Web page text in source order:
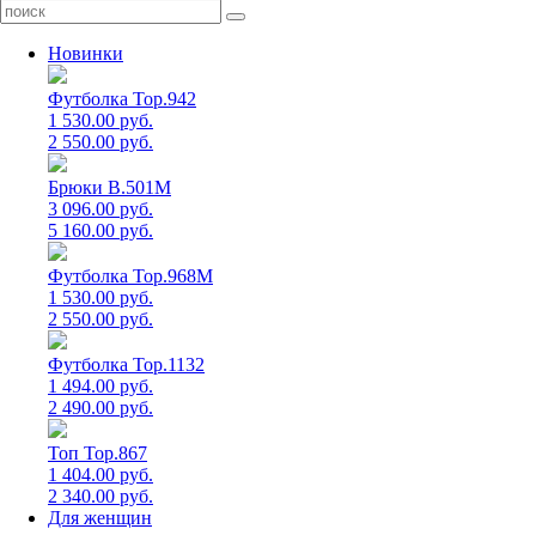
Новинки
Футболка Top.942
1 530.00 руб.
2 550.00 руб.
Брюки B.501M
3 096.00 руб.
5 160.00 руб.
Футболка Top.968M
1 530.00 руб.
2 550.00 руб.
Футболка Top.1132
1 494.00 руб.
2 490.00 руб.
Топ Top.867
1 404.00 руб.
2 340.00 руб.
Для женщин